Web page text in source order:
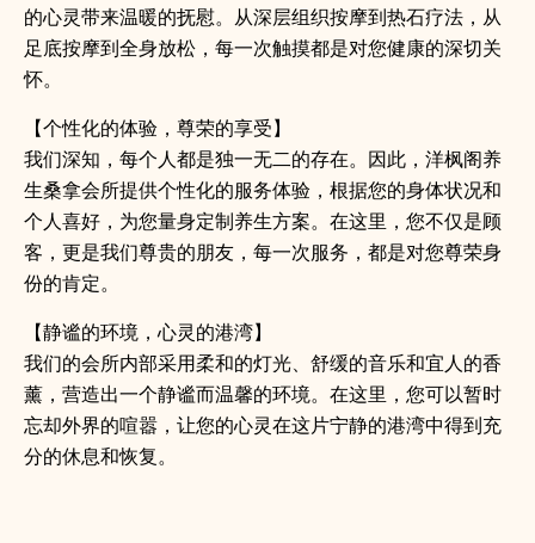
的心灵带来温暖的抚慰。从深层组织按摩到热石疗法，从
足底按摩到全身放松，每一次触摸都是对您健康的深切关
怀。
【个性化的体验，尊荣的享受】
我们深知，每个人都是独一无二的存在。因此，洋枫阁养
生桑拿会所提供个性化的服务体验，根据您的身体状况和
个人喜好，为您量身定制养生方案。在这里，您不仅是顾
客，更是我们尊贵的朋友，每一次服务，都是对您尊荣身
份的肯定。
【静谧的环境，心灵的港湾】
我们的会所内部采用柔和的灯光、舒缓的音乐和宜人的香
薰，营造出一个静谧而温馨的环境。在这里，您可以暂时
忘却外界的喧嚣，让您的心灵在这片宁静的港湾中得到充
分的休息和恢复。